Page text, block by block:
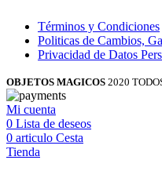
Términos y Condiciones
Politicas de Cambios,
Privacidad de Datos
OBJETOS MAGICOS 2020
Mi cuenta
0 Lista de deseos
0 articulo Cesta
Tienda